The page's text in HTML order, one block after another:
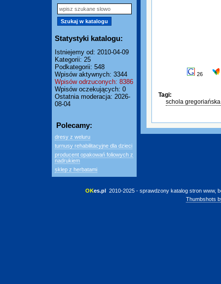
Statystyki katalogu:
Istniejemy od: 2010-04-09
Kategorii: 25
Podkategorii: 548
Wpisów aktywnych: 3344
Wpisów odrzuconych: 8386
Wpisów oczekujących: 0
Ostatnia moderacja: 2026-
08-04
Polecamy:
dresy z weluru
turnusy rehabilitacyjne dla dzieci
producent opakowań foliowych z
nadrukiem
sklep z herbatami
26
Tagi:
schola
OKes.pl 2010-2025 - sprawdzony katalog stron www,
Thumbshots